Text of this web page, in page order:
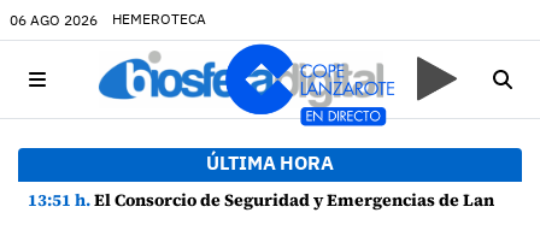
06 AGO 2026 HEMEROTECA
ÚLTIMA HORA
13:51 h.El Consorcio de Seguridad y Emergencias de Lanzarote presenta la Guía de Seguridad en Actividades Náuticas